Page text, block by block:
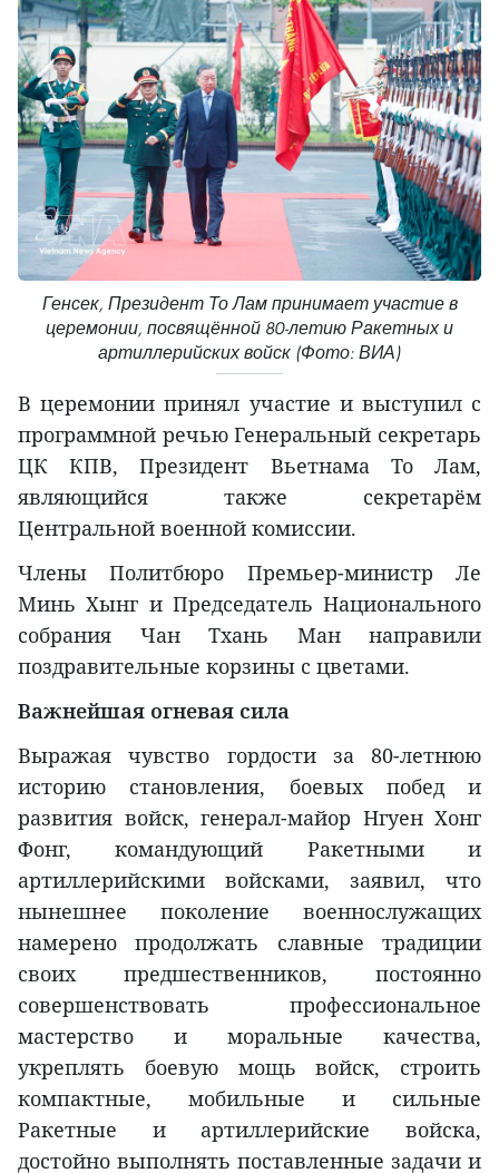
Генсек, Президент То Лам принимает участие в
церемонии, посвящённой 80-летию Ракетных и
артиллерийских войск (Фото: ВИА)
В церемонии принял участие и выступил с
программной речью Генеральный секретарь
ЦК КПВ, Президент Вьетнама То Лам,
являющийся также секретарём
Центральной военной комиссии.
Члены Политбюро Премьер-министр Ле
Минь Хынг и Председатель Национального
собрания Чан Тхань Ман направили
поздравительные корзины с цветами.
Важнейшая огневая сила
Выражая чувство гордости за 80-летнюю
историю становления, боевых побед и
развития войск, генерал-майор Нгуен Хонг
Фонг, командующий Ракетными и
артиллерийскими войсками, заявил, что
нынешнее поколение военнослужащих
намерено продолжать славные традиции
своих предшественников, постоянно
совершенствовать профессиональное
мастерство и моральные качества,
укреплять боевую мощь войск, строить
компактные, мобильные и сильные
Ракетные и артиллерийские войска,
достойно выполнять поставленные задачи и